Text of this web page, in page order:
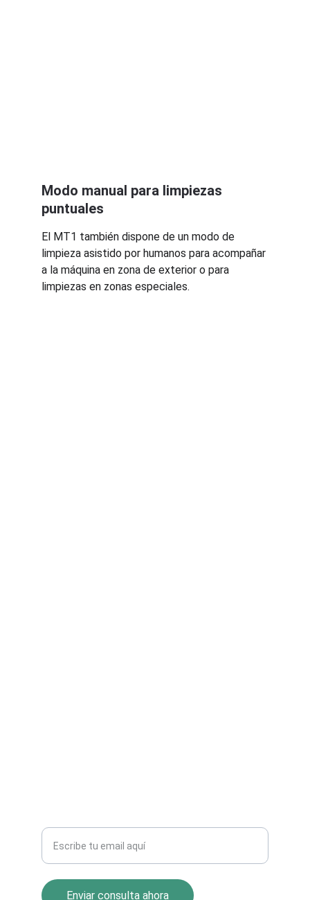
Modo manual para limpiezas
puntuales
El MT1 también dispone de un modo de
limpieza asistido por humanos para acompañar
a la máquina en zona de exterior o para
limpiezas en zonas especiales.
Enviar consulta ahora